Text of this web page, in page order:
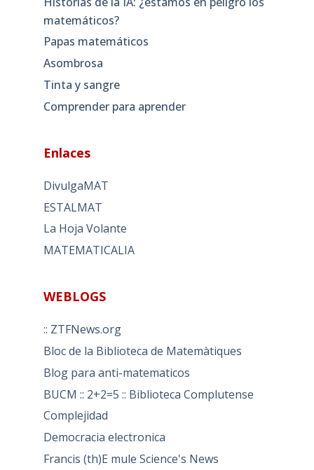
matemáticos?
Papas matemáticos
Asombrosa
Tinta y sangre
Comprender para aprender
Enlaces
DivulgaMAT
ESTALMAT
La Hoja Volante
MATEMATICALIA
WEBLOGS
:: ZTFNews.org
Bloc de la Biblioteca de Matemàtiques
Blog para anti-matematicos
BUCM :: 2+2=5 :: Biblioteca Complutense
Complejidad
Democracia electronica
Francis (th)E mule Science's News